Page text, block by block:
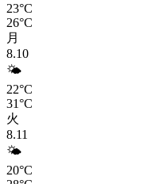
23°C
26°C
月
8.10
🌤️
22°C
31°C
火
8.11
🌤️
20°C